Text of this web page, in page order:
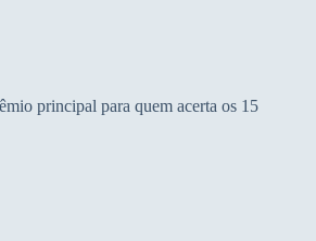
principal para quem acerta os 15